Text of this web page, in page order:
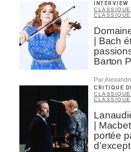
INTERVIEW
CLASSIQUE
CLASSIQUE
| Bach
Barton
Par
CRITIQUE
CLASSIQUE
|
portée